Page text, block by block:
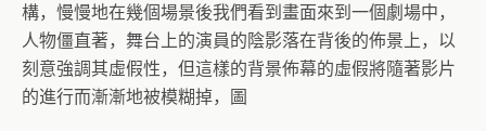
構，慢慢地在幾個場景後我們看到畫面來到一個劇場中，
人物僵直著，舞台上的演員的陰影落在背後的佈景上，以
刻意強調其虛假性，但這樣的背景佈幕的虛假將隨著影片
的進行而漸漸地被模糊掉，圖